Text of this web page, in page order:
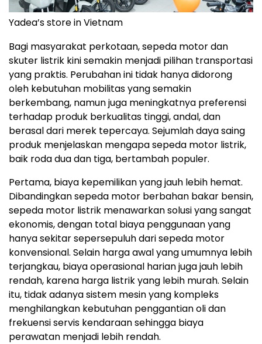
Yadea’s store in Vietnam
Bagi masyarakat perkotaan, sepeda motor dan
skuter listrik kini semakin menjadi pilihan transportasi
yang praktis. Perubahan ini tidak hanya didorong
oleh kebutuhan mobilitas yang semakin
berkembang, namun juga meningkatnya preferensi
terhadap produk berkualitas tinggi, andal, dan
berasal dari merek tepercaya. Sejumlah daya saing
produk menjelaskan mengapa sepeda motor listrik,
baik roda dua dan tiga, bertambah populer.
Pertama, biaya kepemilikan yang jauh lebih hemat.
Dibandingkan sepeda motor berbahan bakar bensin,
sepeda motor listrik menawarkan solusi yang sangat
ekonomis, dengan total biaya penggunaan yang
hanya sekitar sepersepuluh dari sepeda motor
konvensional. Selain harga awal yang umumnya lebih
terjangkau, biaya operasional harian juga jauh lebih
rendah, karena harga listrik yang lebih murah. Selain
itu, tidak adanya sistem mesin yang kompleks
menghilangkan kebutuhan penggantian oli dan
frekuensi servis kendaraan sehingga biaya
perawatan menjadi lebih rendah.